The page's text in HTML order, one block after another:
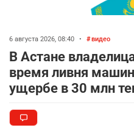
9
🏠 Оправданному
квартиру
6 августа 2026, 08:40 • видео
В Астане
время ливня
ущербе в 30 млн